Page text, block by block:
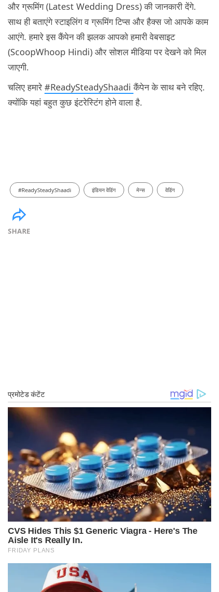
और ग्रूमिंग (Latest Wedding Dress) की जानकारी देंगे.
साथ ही बताएंगे स्टाइलिंग व ग्रूमिंग टिप्स और हैक्स जो आपके काम
आएंगे. हमारे इस कैंपेन की झलक आपको हमारी वेबसाइट
(ScoopWhoop Hindi) और सोशल मीडिया पर देखने को मिल
जाएगी.
चलिए हमारे #ReadySteadyShaadiकैंपेन के साथ बने रहिए.
क्योंकि यहां बहुत कुछ इंटरेस्टिंग होने वाला है.
#ReadySteadyShaadi इंडियन वेडिंग मेन्स वेडिंग
SHARE